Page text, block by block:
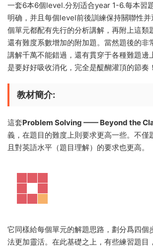
一套6本6個level.分别适合year 1-6.每本習
明确，并且每個level前後訓練保持關聯性
個單元都配有先行的分析講解，再附上這類
還有難度系數增加的附加題。當然題後的非
講解千萬不能錯過，還有貫穿于各種難題
是要好好吸收消化，完全是醍醐灌頂的節奏！
教材簡介:
這套Problem Solving —— Beyond the
義，在題目的難度上則要求更高一些。不僅
且對英語水平（題目理解）的要求也更高。
它同樣給每個單元的解題思路，劃分爲四個
法更加靈活。在此基礎之上，有些練習題目